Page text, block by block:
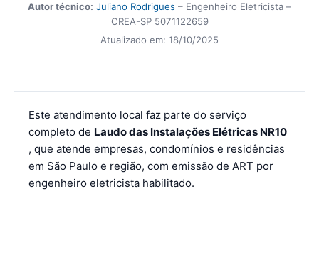
Autor técnico: Juliano Rodrigues – Engenheiro Eletricista –
CREA-SP 5071122659
Atualizado em: 18/10/2025
Este atendimento local faz parte do serviço
completo de Laudo das Instalações Elétricas NR10
, que atende empresas, condomínios e residências
em São Paulo e região, com emissão de ART por
engenheiro eletricista habilitado.